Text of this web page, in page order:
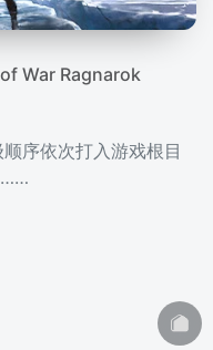
War Ragnarok
序依次打入游戏根目
……